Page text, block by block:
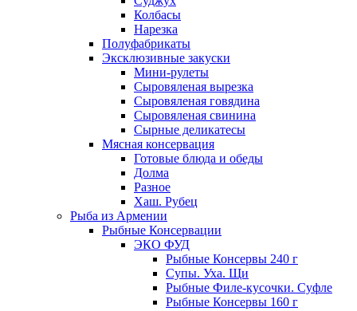
Колбасы
Нарезка
Полуфабрикаты
Эксклюзивные закуски
Мини-рулеты
Сыровяленая вырезка
Сыровяленая говядина
Сыровяленая свинина
Сырные деликатесы
Мясная консервация
Готовые блюда и обеды
Долма
Разное
Хаш. Рубец
Рыба из Армении
Рыбные Консервации
ЭКО ФУД
Рыбные Консервы 240 г
Супы. Уха. Щи
Рыбные Филе-кусочки. Суфле
Рыбные Консервы 160 г